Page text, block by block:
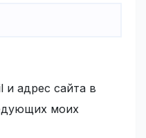
и адрес сайта в
моих